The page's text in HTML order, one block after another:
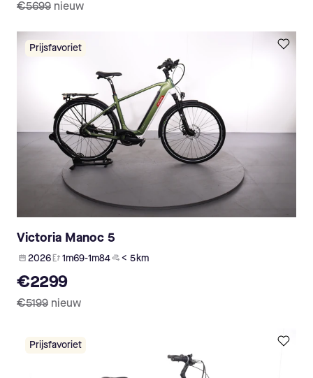
€5699 nieuw
Prijsfavoriet
Victoria Manoc 5
2026 1m69-1m84 < 5 km
€2299
€5199 nieuw
Prijsfavoriet